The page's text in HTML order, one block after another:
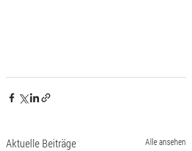
Aktuelle Beiträge Alle ansehen